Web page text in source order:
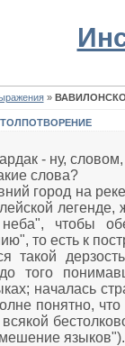
»
- ну,
слова?
город на
чтобы
то есть к
такой
того
началась
понятно,
языков").